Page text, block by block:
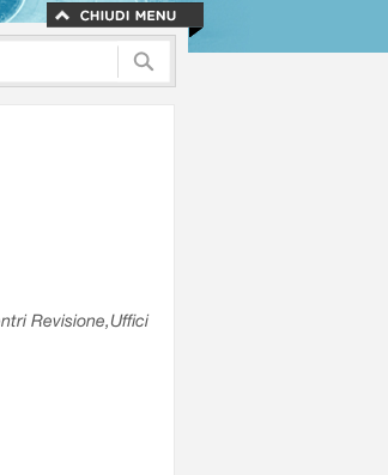
Revisione,Uffici